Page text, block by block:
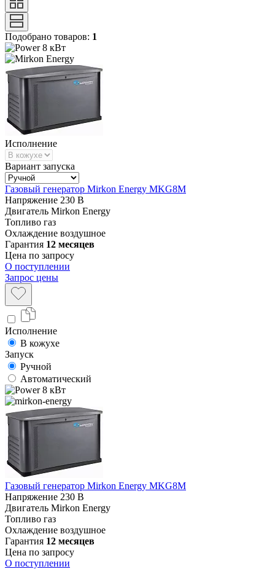
Подобрано товаров: 1
8 кВт
Исполнение
Вариант запуска
Газовый генератор Mirkon Energy MKG8M
Напряжение 230 В
Двигатель Mirkon Energy
Топливо газ
Охлаждение воздушное
Гарантия 12 месяцев
Цена по запросу
О поступлении
Запрос цены
Исполнение
В кожухе
Запуск
Ручной
Автоматический
8 кВт
Газовый генератор Mirkon Energy MKG8M
Напряжение 230 В
Двигатель Mirkon Energy
Топливо газ
Охлаждение воздушное
Гарантия 12 месяцев
Цена по запросу
О поступлении